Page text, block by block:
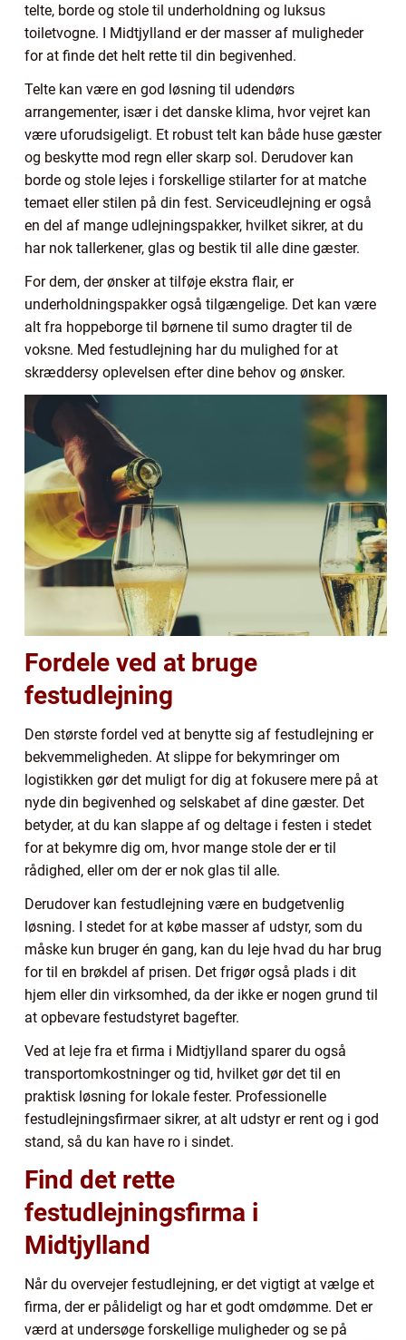
telte, borde og stole til underholdning og luksus
toiletvogne. I Midtjylland er der masser af muligheder
for at finde det helt rette til din begivenhed.
Telte kan være en god løsning til udendørs
arrangementer, især i det danske klima, hvor vejret kan
være uforudsigeligt. Et robust telt kan både huse gæster
og beskytte mod regn eller skarp sol. Derudover kan
borde og stole lejes i forskellige stilarter for at matche
temaet eller stilen på din fest. Serviceudlejning er også
en del af mange udlejningspakker, hvilket sikrer, at du
har nok tallerkener, glas og bestik til alle dine gæster.
For dem, der ønsker at tilføje ekstra flair, er
underholdningspakker også tilgængelige. Det kan være
alt fra hoppeborge til børnene til sumo dragter til de
voksne. Med festudlejning har du mulighed for at
skræddersy oplevelsen efter dine behov og ønsker.
Fordele ved at bruge
festudlejning
Den største fordel ved at benytte sig af festudlejning er
bekvemmeligheden. At slippe for bekymringer om
logistikken gør det muligt for dig at fokusere mere på at
nyde din begivenhed og selskabet af dine gæster. Det
betyder, at du kan slappe af og deltage i festen i stedet
for at bekymre dig om, hvor mange stole der er til
rådighed, eller om der er nok glas til alle.
Derudover kan festudlejning være en budgetvenlig
løsning. I stedet for at købe masser af udstyr, som du
måske kun bruger én gang, kan du leje hvad du har brug
for til en brøkdel af prisen. Det frigør også plads i dit
hjem eller din virksomhed, da der ikke er nogen grund til
at opbevare festudstyret bagefter.
Ved at leje fra et firma i Midtjylland sparer du også
transportomkostninger og tid, hvilket gør det til en
praktisk løsning for lokale fester. Professionelle
festudlejningsfirmaer sikrer, at alt udstyr er rent og i god
stand, så du kan have ro i sindet.
Find det rette
festudlejningsfirma i
Midtjylland
Når du overvejer festudlejning, er det vigtigt at vælge et
firma, der er pålideligt og har et godt omdømme. Det er
værd at undersøge forskellige muligheder og se på